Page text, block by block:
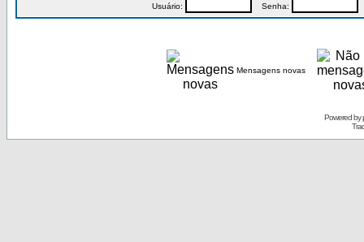
Usuário: Senha:
Mensagens novas
Powered by